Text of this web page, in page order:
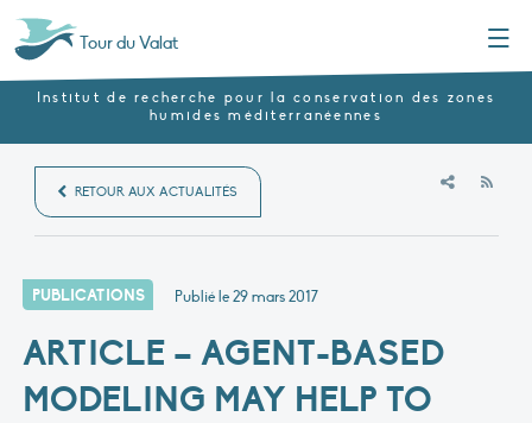
Tour du Valat
Institut de recherche pour la conservation des zones
humides méditerranéennes
RETOUR AUX ACTUALITÉS
PUBLICATIONS Publié le29 mars 2017
ARTICLE – AGENT-BASED
MODELING MAY HELP TO